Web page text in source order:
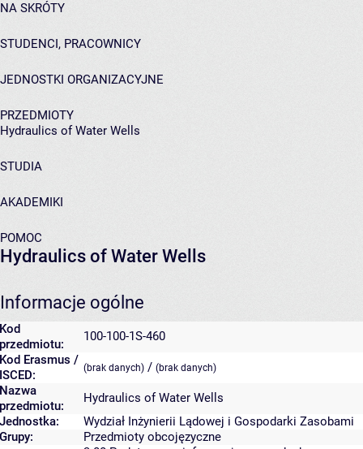
NA SKRÓTY
STUDENCI, PRACOWNICY
JEDNOSTKI ORGANIZACYJNE
PRZEDMIOTY
Hydraulics of Water Wells
STUDIA
AKADEMIKI
POMOC
Hydraulics of Water Wells
Informacje ogólne
Kod
przedmiotu:
100-100-1S-460
Kod Erasmus /
ISCED:
(brak danych) / (brak danych)
Nazwa
przedmiotu:
Hydraulics of Water Wells
Jednostka:
Wydział Inżynierii Lądowej i Gospodarki Zasobami
Grupy:
Przedmioty obcojęzyczne